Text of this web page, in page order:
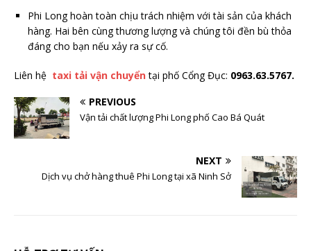
Phi Long hoàn toàn chịu trách nhiệm với tài sản của khách
hàng. Hai bên cùng thương lượng và chúng tôi đền bù thỏa
đáng cho bạn nếu xảy ra sự cố.
Liên hệ taxi tải vận chuyển tại phố Cổng Đục: 0963.63.5767.
PREVIOUS
Vận tải chất lượng Phi Long phố Cao Bá Quát
NEXT
Dịch vụ chở hàng thuê Phi Long tại xã Ninh Sở